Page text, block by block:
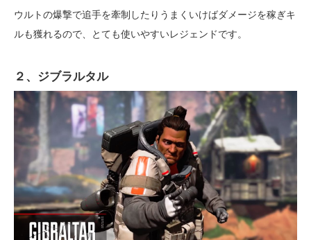
ウルトの爆撃で追手を牽制したりうまくいけばダメージを稼ぎキ
ルも獲れるので、とても使いやすいレジェンドです。
２、ジブラルタル